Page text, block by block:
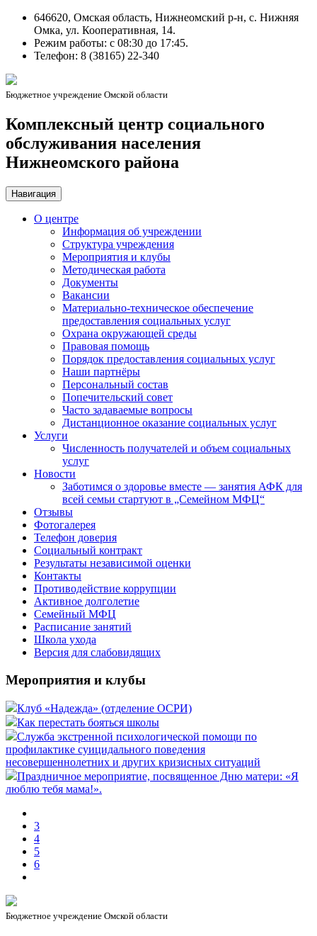
646620, Омская область, Нижнеомский р-н, с. Нижняя
Омка, ул. Кооперативная, 14.
Режим работы: c 08:30 до 17:45.
Телефон: 8 (38165) 22-340
Бюджетное учреждение Омской области
Комплексный центр социального
обслуживания населения
Нижнеомского района
Навигация
О центре
Информация об учреждении
Структура учреждения
Мероприятия и клубы
Методическая работа
Документы
Вакансии
Материально-техническое обеспечение
предоставления социальных услуг
Охрана окружающей среды
Правовая помощь
Порядок предоставления социальных услуг
Наши партнёры
Персональный состав
Попечительский совет
Часто задаваемые вопросы
Дистанционное оказание социальных услуг
Услуги
Численность получателей и объем социальных
услуг
Новости
Заботимся о здоровье вместе — занятия АФК для
всей семьи стартуют в „Семейном МФЦ“
Отзывы
Фотогалерея
Телефон доверия
Социальный контракт
Результаты независимой оценки
Контакты
Противодействие коррупции
Активное долголетие
Семейный МФЦ
Расписание занятий
Школа ухода
Версия для слабовидящих
Мероприятия и клубы
Клуб «Надежда» (отделение ОСРИ)
Как перестать бояться школы
Служба экстренной психологической помощи по
профилактике суицидального поведения
несовершеннолетних и других кризисных ситуаций
Праздничное мероприятие, посвященное Дню матери: «Я
люблю тебя мама!».
3
4
5
6
Бюджетное учреждение Омской области